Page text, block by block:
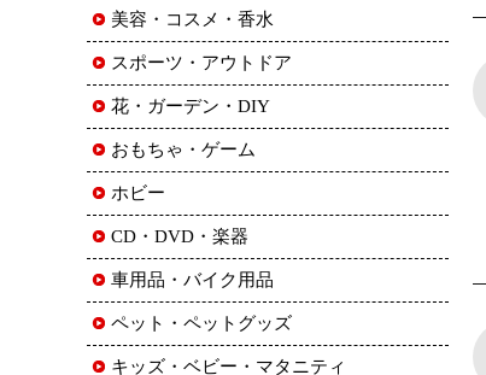
美容・コスメ・香水
スポーツ・アウトドア
花・ガーデン・DIY
おもちゃ・ゲーム
ホビー
CD・DVD・楽器
車用品・バイク用品
ペット・ペットグッズ
キッズ・ベビー・マタニティ